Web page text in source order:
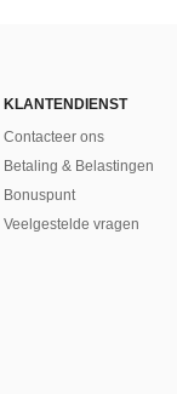
KLANTENDIENST
Contacteer ons
Betaling & Belastingen
Bonuspunt
Veelgestelde vragen